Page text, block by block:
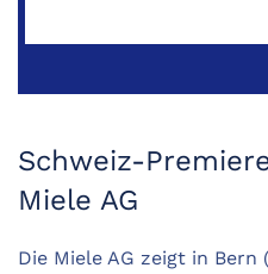
Schweiz-
Miele AG
Die Miele AG zeigt in Bern